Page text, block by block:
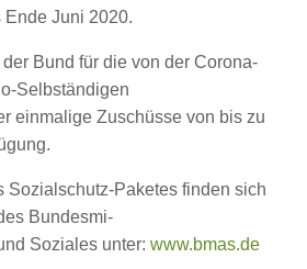
Ende Juni 2020.
Bund für die von der Corona-
Selbständigen
einmalige Zuschüsse von bis zu
Sozialschutz-Paketes finden sich
Bundesmi-
Soziales unter: www.bmas.de